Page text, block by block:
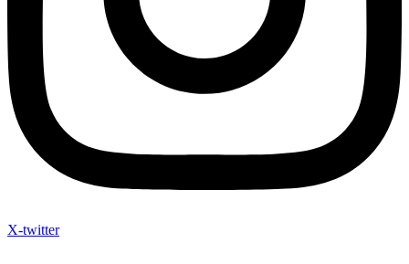
X-twitter